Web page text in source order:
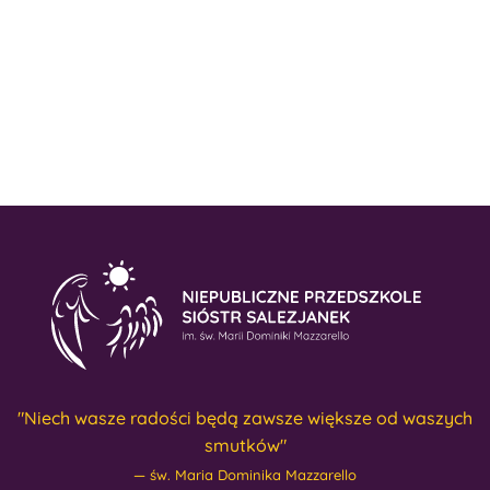
"Niech wasze radości będą zawsze większe od waszych
smutków"
św. Maria Dominika Mazzarello